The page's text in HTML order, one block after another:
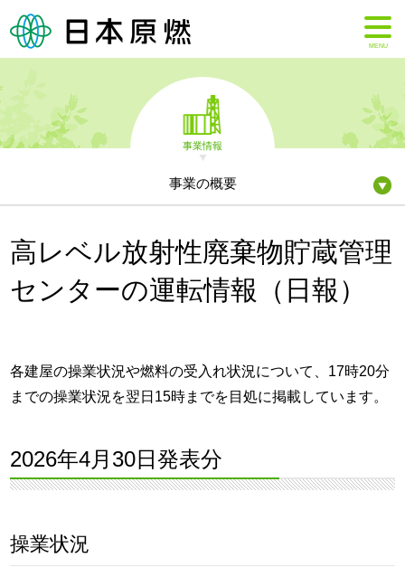
MENU
事業情報
事業の概要
高レベル放射性廃棄物貯蔵管理
センターの運転情報（日報）
各建屋の操業状況や燃料の受入れ状況について、17時20分
までの操業状況を翌日15時までを目処に掲載しています。
2026年4月30日発表分
操業状況